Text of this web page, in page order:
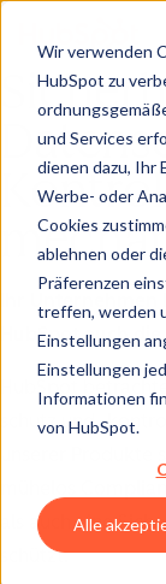
Wir verwenden
HubSpot zu
und Services
dienen dazu, Ihr
Werbe- oder
Cookies
ablehnen oder
Präferenzen
treffen, werden
Einstellungen
Einstellungen
Informationen
von HubSpot.
Alle
Ihr
HubSpot auch
HubSpot
schutz und -
unserer Produkte
mühelos
als auch eine
schützt.